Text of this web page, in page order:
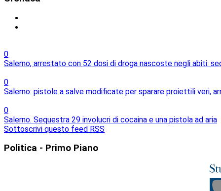
0
Salerno, arrestato con 52 dosi di droga nascoste negli abiti:
0
Salerno: pistole a salve modificate per sparare proiettili veri,
0
Salerno. Sequestra 29 involucri di cocaina e una pistola ad aria
Sottoscrivi questo feed RSS
Politica - Primo Piano